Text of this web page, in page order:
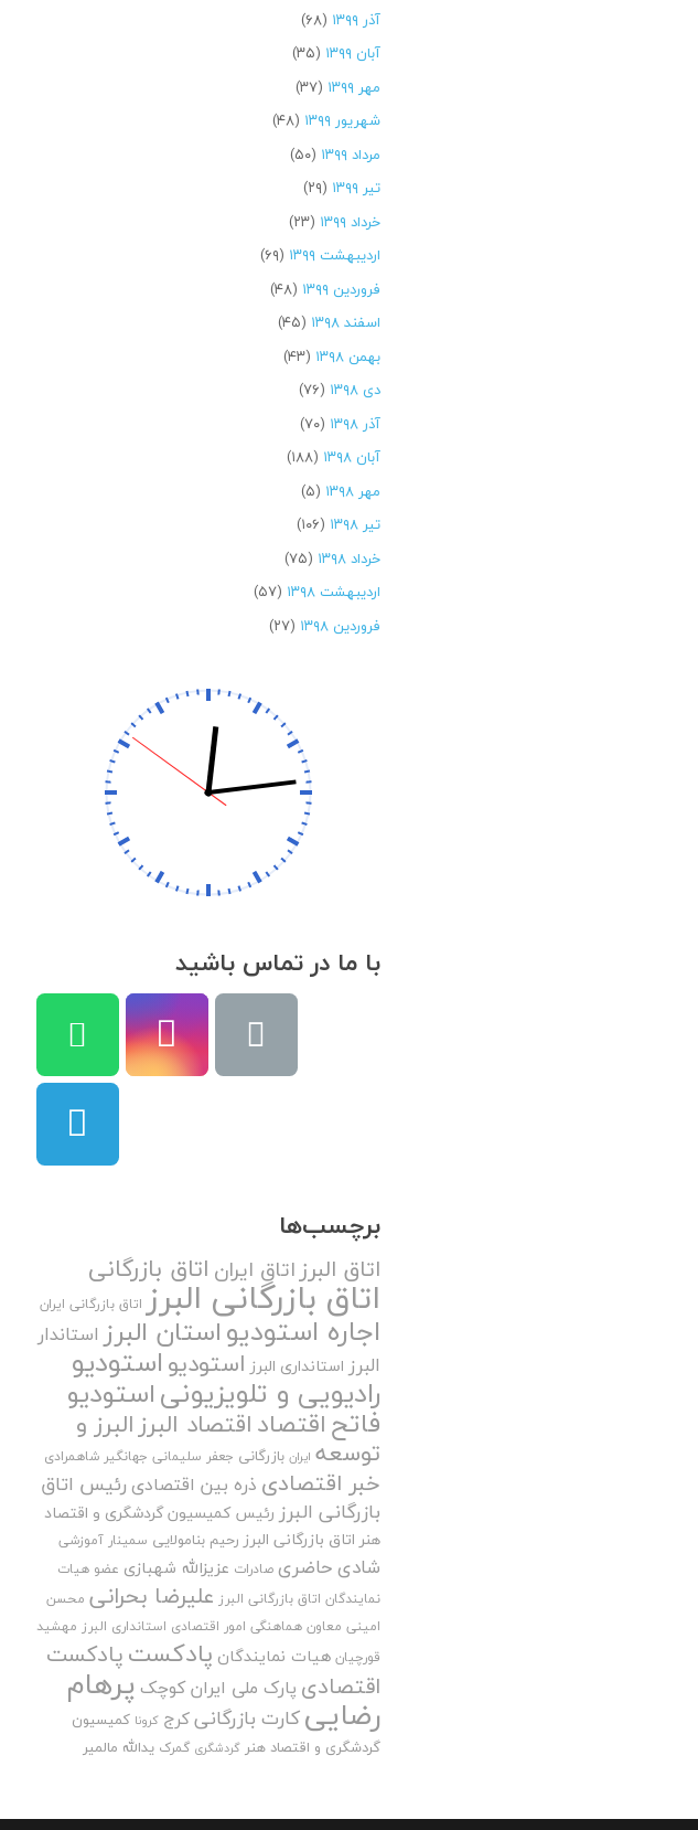
آذر ۱۳۹۹
(۶۸)
آبان ۱۳۹۹
(۳۵)
مهر ۱۳۹۹
(۳۷)
شهریور ۱۳۹۹
(۴۸)
مرداد ۱۳۹۹
(۵۰)
تیر ۱۳۹۹
(۲۹)
خرداد ۱۳۹۹
(۲۳)
اردیبهشت ۱۳۹۹
(۶۹)
فروردین ۱۳۹۹
(۴۸)
اسفند ۱۳۹۸
(۴۵)
بهمن ۱۳۹۸
(۴۳)
دی ۱۳۹۸
(۷۶)
آذر ۱۳۹۸
(۷۰)
آبان ۱۳۹۸
(۱۸۸)
مهر ۱۳۹۸
(۵)
تیر ۱۳۹۸
(۱۰۶)
خرداد ۱۳۹۸
(۷۵)
اردیبهشت ۱۳۹۸
(۵۷)
فروردین ۱۳۹۸
(۲۷)
با ما در تماس باشید
برچسب‌ها
اتاق البرزاتاق ایران اتاق بازرگانی
اتاق بازرگانی البرز اتاق بازرگانی ایران
اجاره استودیواستان البرز استاندار
البرز استانداری البرز استودیواستودیو
رادیویی و تلویزیونیاستودیو
فاتحاقتصاداقتصاد البرزالبرز و
توسعه ایران بازرگانی جعفر سلیمانی جهانگیر شاهمرادی
خبر اقتصادی ذره بین اقتصادی رئیس اتاق
بازرگانی البرز رئیس کمیسیون گردشگری و اقتصاد
هنر اتاق بازرگانی البرز رحیم بنامولایی سمینار آموزشی
شادی حاضری صادرات عزیزالله شهبازی عضو هیات
نمایندگان اتاق بازرگانی البرز علیرضا بحرانی محسن
امینی معاون هماهنگی امور اقتصادی استانداری البرز مهشید
قورچیان هیات نمایندگان پادکستپادکست
اقتصادی پارک ملی ایران کوچک پرهام
رضاییکارت بازرگانیکرج کرونا کمیسیون
گردشگری و اقتصاد هنر گردشگری گمرک یدالله مالمیر